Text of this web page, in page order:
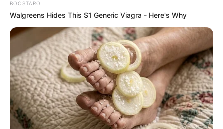
Διαβάστε τη συνέχεια εδώ:
https://nikolaosanaximandros.gr/fotia-kai-lavra-o-
antiproedros-ton-hpa-enantion-ton-aristeron-kai-tou-
soros/
ΣΤΗΡΙΞΤΕ ΤΗΝ ΠΡΟΣΠΑΘΕΙΑ ΜΑΣ.. ΜΗΝ
ΑΦΗΣΕΤΕ ΝΑ ΚΛΕΙΣΕΙ ΑΥΤΟ ΤΟ ΙΣΤΟΛΟΓΙΟ…
ΒΟΗΘΕΙΣΤΕ ΜΑΣ ΚΑΝΟΝΤΑΣ ΜΙΑ
ΔΩΡΕΑ..ΠΑΤΗΣΤΕ ΤΟ ΚΟΥΜΠΙ “DONATE”
ΠΑΡΑΚΑΤΩ(απλά εδώ να τονίσω ότι για να
BOOSTARO
Walgreens Hides This $1 Generic Viagra - Here's Why